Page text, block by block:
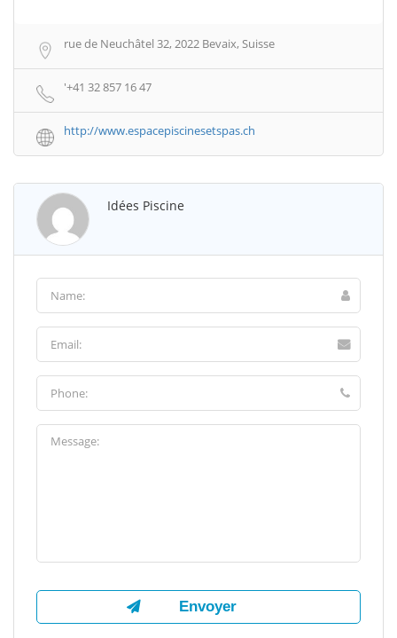
rue de Neuchâtel 32, 2022 Bevaix, Suisse
'+41 32 857 16 47
http://www.espacepiscinesetspas.ch
Idées Piscine